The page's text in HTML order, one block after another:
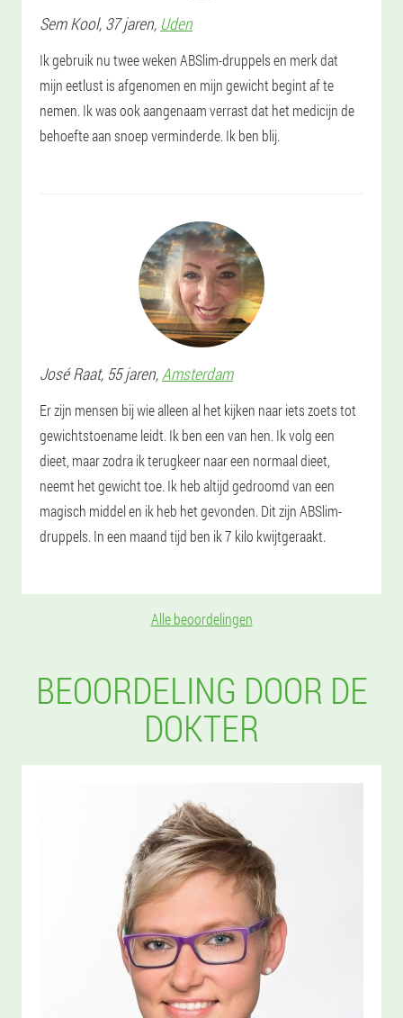
Sem Kool, 37 jaren, Uden
Ik gebruik nu twee weken ABSlim-druppels en merk dat
mijn eetlust is afgenomen en mijn gewicht begint af te
nemen. Ik was ook aangenaam verrast dat het medicijn de
behoefte aan snoep verminderde. Ik ben blij.
José Raat, 55 jaren,Amsterdam
Er zijn mensen bij wie alleen al het kijken naar iets zoets tot
gewichtstoename leidt. Ik ben een van hen. Ik volg een
dieet, maar zodra ik terugkeer naar een normaal dieet,
neemt het gewicht toe. Ik heb altijd gedroomd van een
magisch middel en ik heb het gevonden. Dit zijn ABSlim-
druppels. In een maand tijd ben ik 7 kilo kwijtgeraakt.
Alle beoordelingen
BEOORDELING DOOR DE
DOKTER